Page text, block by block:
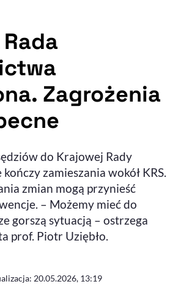
dostępności wspierają:
dostępność , otwiera się w nowym
, otwiera się w nowym oknie
Zgłoś problem
, otwiera się w
Zagrożenia
do Krajowej Rady
zamieszania wokół KRS.
zmian mogą przynieść
– Możemy mieć do
gorszą sytuacją – ostrzega
prof. Piotr Uziębło.
artykułu - profil
20.05.2026, 13:19